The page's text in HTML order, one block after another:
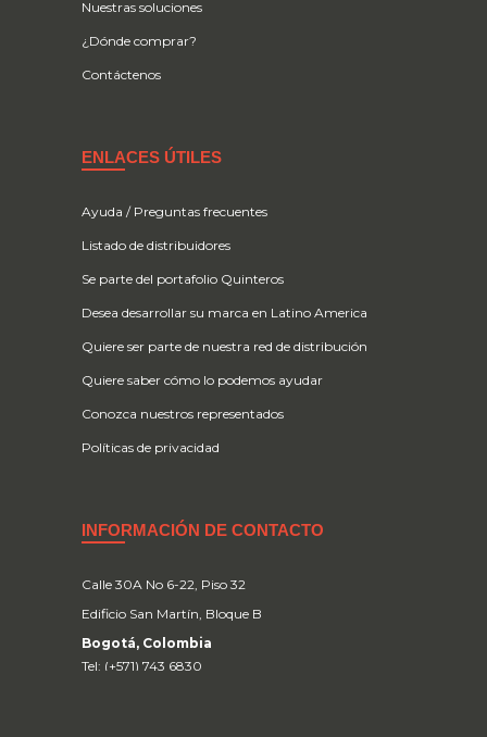
Nuestras soluciones
¿Dónde comprar?
Contáctenos
ENLACES ÚTILES
Ayuda / Preguntas frecuentes
Listado de distribuidores
Se parte del portafolio Quinteros
Desea desarrollar su marca en Latino America
Quiere ser parte de nuestra red de distribución
Quiere saber cómo lo podemos ayudar
Conozca nuestros representados
Políticas de privacidad
INFORMACIÓN DE CONTACTO
Calle 30A No 6-22, Piso 32
Edificio San Martín, Bloque B
Bogotá, Colombia
Tel: (+571) 743 6830